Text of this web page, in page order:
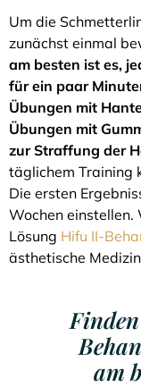
Um die
zunächst einmal
am besten ist es,
für ein paar
Übungen mit
Übungen mit
zur Straffung der
täglichem Training
Die ersten
Wochen
Lösung Hifu II-
ästhetische
am